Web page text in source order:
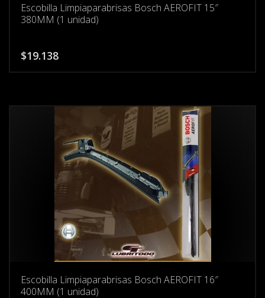
Escobilla Limpiaparabrisas Bosch AEROFIT 15″
380MM (1 unidad)
$19.138
Escobilla Limpiaparabrisas Bosch AEROFIT 16″
400MM (1 unidad)